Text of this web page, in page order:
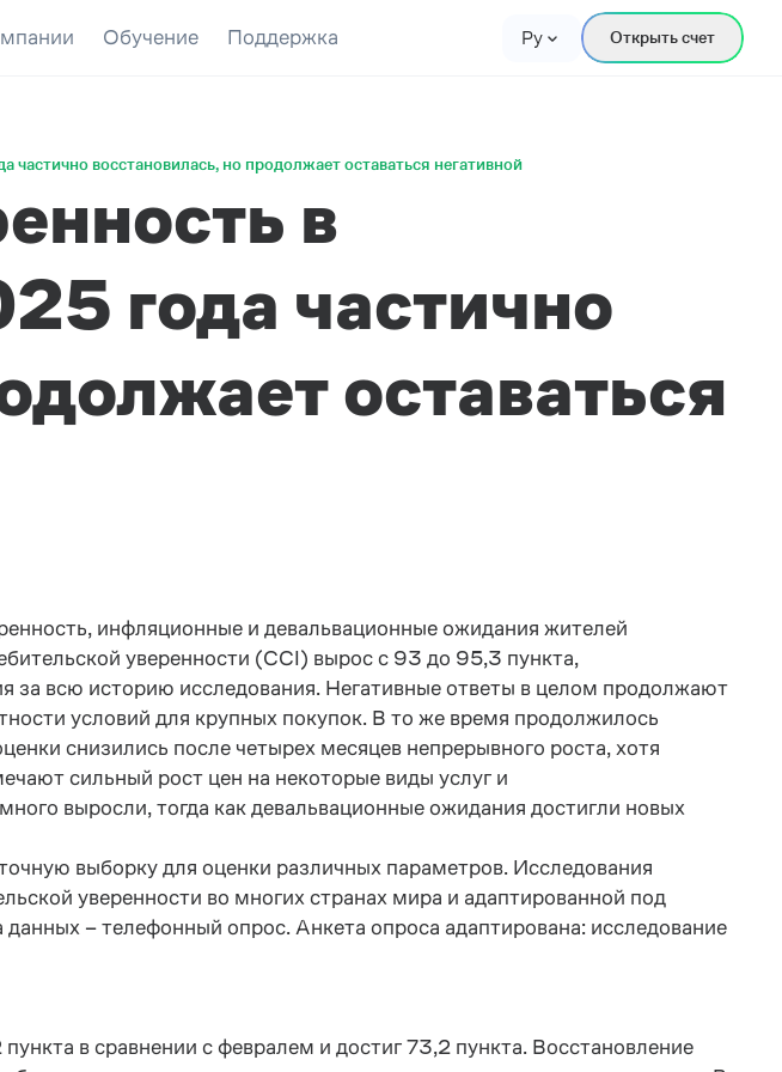
Обучение Поддержка Ру Открыть счет
частично восстановилась, но продолжает оставаться негативной
в
года частично
оставаться
инфляционные и девальвационные ожидания жителей
уверенности (CCI) вырос с 93 до 95,3 пункта,
за всю историю исследования. Негативные ответы в целом продолжают
условий для крупных покупок. В то же время продолжилось
снизились после четырех месяцев непрерывного роста, хотя
сильный рост цен на некоторые виды услуг и
выросли, тогда как девальвационные ожидания достигли новых
выборку для оценки различных параметров. Исследования
уверенности во многих странах мира и адаптированной под
– телефонный опрос. Анкета опроса адаптирована: исследование
в сравнении с февралем и достиг 73,2 пункта. Восстановление